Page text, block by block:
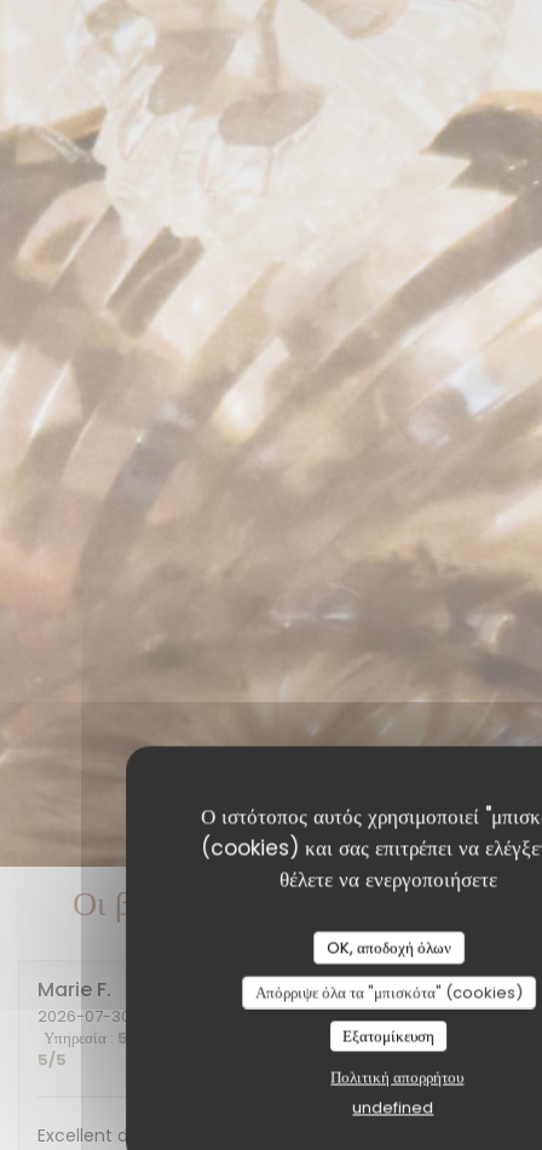
Ο ιστότοπος αυτός χρησιμοποιεί
(cookies) και σας επιτρέπει να
θέλετε να ενεργοποιήσετε
OK, αποδοχή όλων
Απόρριψε όλα τα "μπισκότα" (cookies)
Εξατομίκευση
Πολιτική απορρήτου
undefined
Οι βαθμολογίες πελατών μας
Marie F
2026-07-30
- 20:00 - καλεσμένοι 2
Υπηρεσία : 5 5/5 Ποιότητα / Τιμή
5/5
Excellent diner et excellente soirée, nous